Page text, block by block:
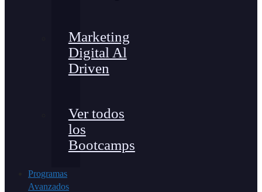
Marketing
Digital Al
Driven
Ver todos
los
Bootcamps
Programas
Avanzados